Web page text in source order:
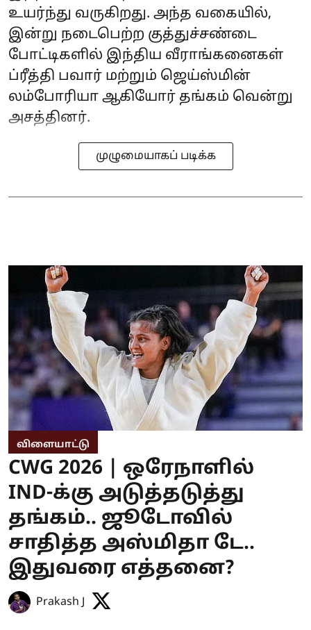
உயர்ந்து வருகிறது. அந்த வகையில்,
இன்று நடைபெற்ற குத்துச்சண்டை
போட்டிகளில் இந்திய வீராங்கனைகள்
ப்ரீத்தி பவார் மற்றும் ஜெய்ஸ்மின்
லம்போரியா ஆகியோர் தங்கம் வென்று
அசத்தினர்.
முழுமையாகப் படிக்க
விளையாட்டு
CWG 2026 | ஒரேநாளில்
IND-க்கு அடுத்தடுத்து
தங்கம்.. ஜூடோவில்
சாதித்த அஸ்மிதா டே..
இதுவரை எத்தனை?
Prakash J